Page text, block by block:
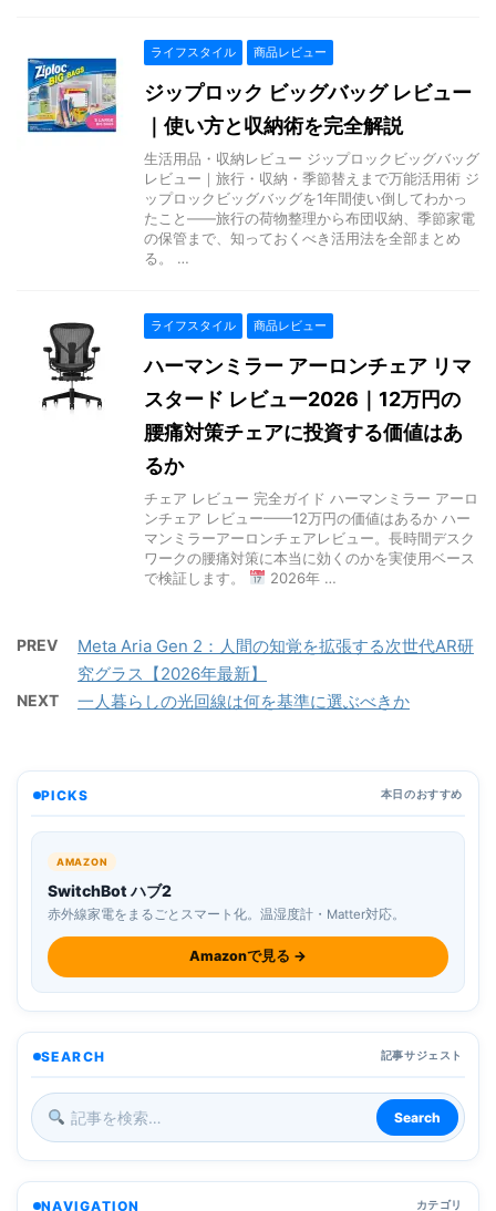
ライフスタイル 商品レビュー
ジップロック ビッグバッグ レビュー
｜使い方と収納術を完全解説
生活用品・収納レビュー ジップロックビッグバッグ
レビュー｜旅行・収納・季節替えまで万能活用術 ジ
ップロックビッグバッグを1年間使い倒してわかっ
たこと——旅行の荷物整理から布団収納、季節家電
の保管まで、知っておくべき活用法を全部まとめ
る。 …
ライフスタイル 商品レビュー
ハーマンミラー アーロンチェア リマ
スタード レビュー2026｜12万円の
腰痛対策チェアに投資する価値はあ
るか
チェア レビュー 完全ガイド ハーマンミラー アーロ
ンチェア レビュー——12万円の価値はあるか ハー
マンミラーアーロンチェアレビュー。長時間デスク
ワークの腰痛対策に本当に効くのかを実使用ベース
で検証します。
2026年 …
PREV
Meta Aria Gen 2：人間の知覚を拡張する次世代AR研
究グラス【2026年最新】
NEXT 一人暮らしの光回線は何を基準に選ぶべきか
PICKS 本日のおすすめ
AMAZON
SwitchBot ハブ2
赤外線家電をまるごとスマート化。温湿度計・Matter対応。
Amazonで見る →
SEARCH 記事サジェスト
Search
NAVIGATION カテゴリ